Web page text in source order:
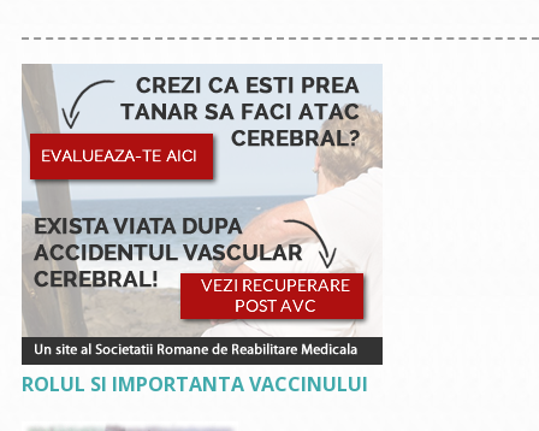
ROLUL SI IMPORTANTA VACCINULUI